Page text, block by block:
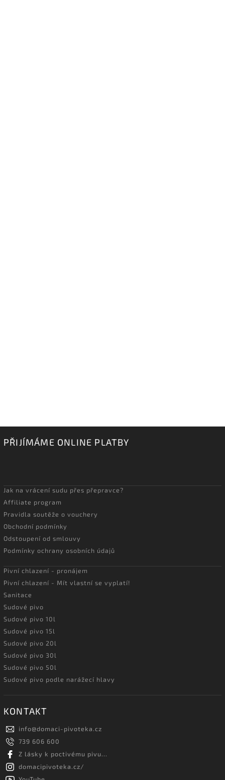
PŘIJÍMÁME ONLINE PLATBY
Jak na vrácení sudu přes přepravce?
Affiliate program
Pravidla soutěže o vouchery
Obchodní podmínky
Odstoupení od smlouvy
Podmínky ochrany osobních údajů
Pivní chlazení - pronájem
Pivní chlazení - Mít vlastní se vyplatí!
Sanitace
Sudové pivo
Sudové pivo 10l
Sudové pivo 15l
Sudové pivo 20l
Sudové pivo 30l
Sudové pivo 50l
Sudové pivo podle narážecí hlavy
KONTAKT
info@domaci-pivoteka.cz
739 606 600
Z lásky k poctivému pivu...
domacipivoteka.cz/